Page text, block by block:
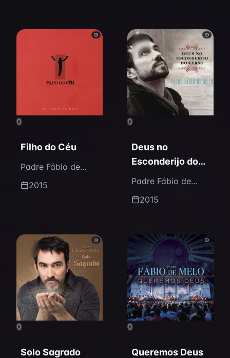
0
Filho do Céu
Padre Fábio de
Melo
2015
0
Deus no
Esconderijo do
Verso
Padre Fábio de
Melo
2015
0
Solo Sagrado
0
Queremos Deus